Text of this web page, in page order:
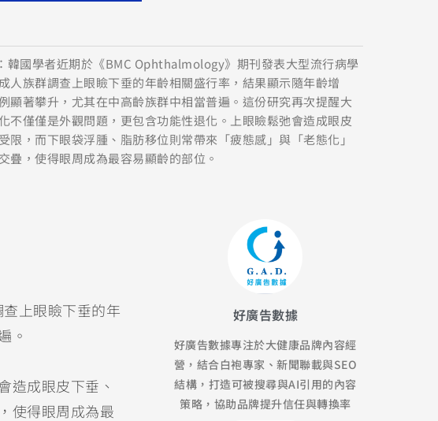
韓國學者近期於《BMC Ophthalmology》期刊發表大型流行病學
人族群調查上眼瞼下垂的年齡相關盛行率，結果顯示隨年齡增
顯著攀升，尤其在中高齡族群中相當普遍。這份研究再次提醒大
不僅僅是外觀問題，更包含功能性退化。上眼瞼鬆弛會造成眼皮
限，而下眼袋浮腫、脂肪移位則常帶來「疲態感」與「老態化」
疊，使得眼周成為最容易顯齡的部位。
上眼瞼下垂的年
。
造成眼皮下垂、
使得眼周成為最
好廣告數據
好廣告數據專注於大健康品牌內容經
營，結合白袍專家、新聞聯載與SEO
結構，打造可被搜尋與AI引用的內容
策略，協助品牌提升信任與轉換率